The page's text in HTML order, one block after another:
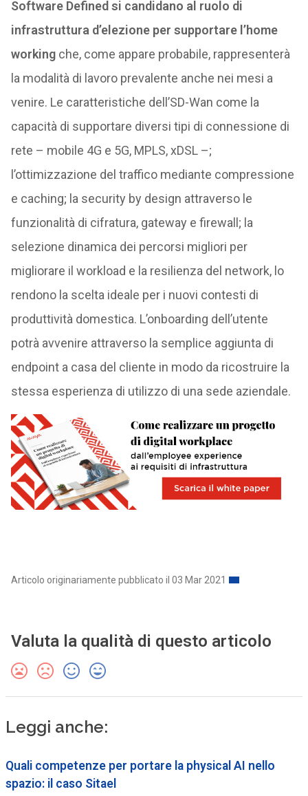
Software Defined si candidano al ruolo di
infrastruttura d’elezione per supportare l’home
workingche, come appare probabile, rappresenterà
la modalità di lavoro prevalente anche nei mesi a
venire. Le caratteristiche dell’SD-Wan come la
capacità di supportare diversi tipi di connessione di
rete – mobile 4G e 5G, MPLS, xDSL –;
l’ottimizzazione del traffico mediante compressione
e caching; la security by design attraverso le
funzionalità di cifratura, gateway e firewall; la
selezione dinamica dei percorsi migliori per
migliorare il workload e la resilienza del network, lo
rendono la scelta ideale per i nuovi contesti di
produttività domestica. L’onboarding dell’utente
potrà avvenire attraverso la semplice aggiunta di
endpoint a casa del cliente in modo da ricostruire la
stessa esperienza di utilizzo di una sede aziendale.
Articolo originariamente pubblicato il 03 Mar 2021
Valuta la qualità di questo articolo
Leggi anche:
Quali competenze per portare la physical AI nello
spazio: il caso Sitael